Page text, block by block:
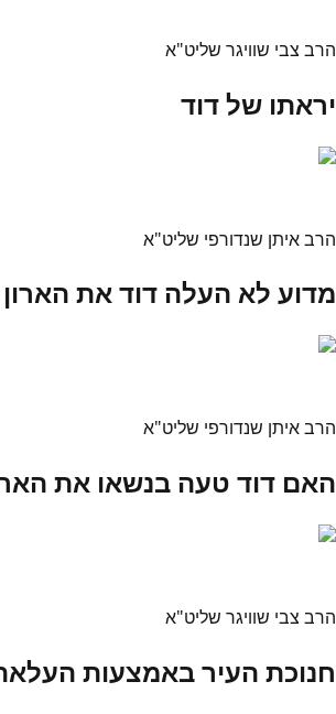
הרב צבי שוויגר שליט"א
יראתו של דוד
הרב איתן שנדורפי שליט"א
מדוע לא העלה דוד את
הרב איתן שנדורפי שליט"א
האם דוד טעה בנשאו את
הרב צבי שוויגר שליט"א
חנוכת העיר באמצעות